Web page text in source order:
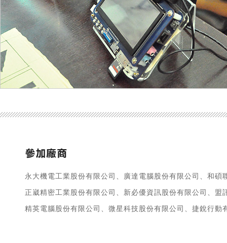
永大機電工業股份有限公司、廣達電腦股份有限公司、和碩
正崴精密工業股份有限公司、新必優資訊股份有限公司、盟
精英電腦股份有限公司、微星科技股份有限公司、捷銳行動